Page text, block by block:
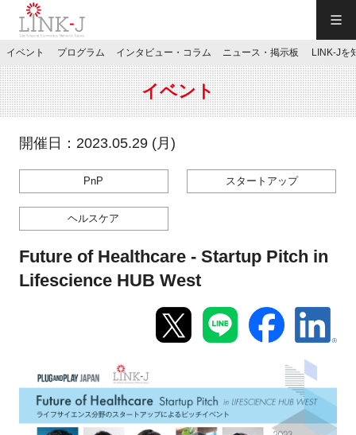
JP／EN
特別会員専用メニュー
お問い合わせ
新規登録
イベント
イベント プログラム インタビュー・コラム ニュース・掲示板 LINK-Jを
イベント
開催日：2023.05.29 (月)
PnP スタートアップ
ヘルスケア
Future of Healthcare - Startup Pitch in
Lifescience HUB West